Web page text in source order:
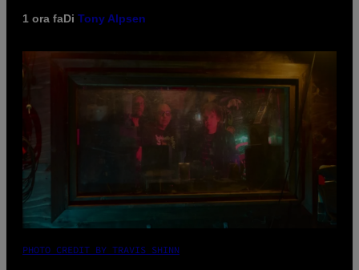
1 ora faDi Tony Alpsen
PHOTO CREDIT BY TRAVIS SHINN